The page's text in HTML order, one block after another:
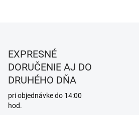
EXPRESNÉ
DORUČENIE AJ DO
DRUHÉHO DŇA
pri objednávke do 14:00
hod.